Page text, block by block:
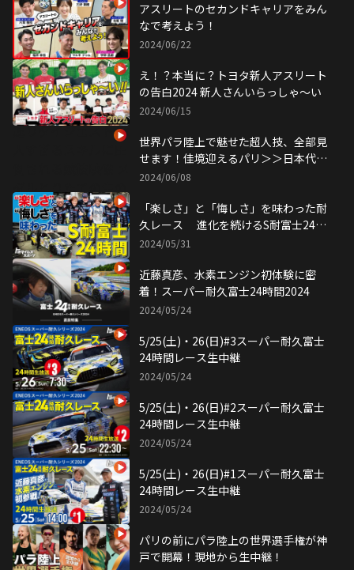
アスリートのセカンドキャリアをみん
なで考えよう！
2024/06/22
え！？本当に？トヨタ新人アスリート
の告白2024 新人さんいらっしゃ〜い
2024/06/15
世界パラ陸上で魅せた超人技、全部見
せます！佳境迎えるパリ＞＞日本代表
選考は！？｜トヨタイムズスポーツ
2024/06/08
「楽しさ」と「悔しさ」を味わった耐
久レース 進化を続けるS耐富士24時
間を徹底振り返り
2024/05/31
近藤真彦、水素エンジン初体験に密
着！スーパー耐久富士24時間2024
2024/05/24
5/25(土)・26(日)#3スーパー耐久富士
24時間レース生中継
2024/05/24
5/25(土)・26(日)#2スーパー耐久富士
24時間レース生中継
2024/05/24
5/25(土)・26(日)#1スーパー耐久富士
24時間レース生中継
2024/05/24
パリの前にパラ陸上の世界選手権が神
戸で開幕！現地から生中継！